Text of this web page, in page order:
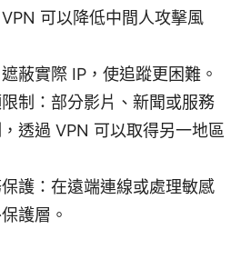
可以降低中間人攻擊風
蔽實際 IP，使追蹤更困難。
制：部分影片、新聞或服務
透過 VPN 可以取得另一地區
護：在遠端連線或處理敏感
護層。